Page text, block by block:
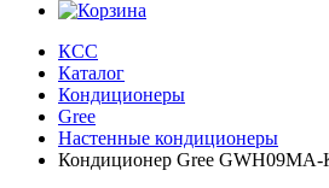
КСС
Каталог
Кондиционеры
Gree
Настенные кондиционеры
Кондиционер Gree